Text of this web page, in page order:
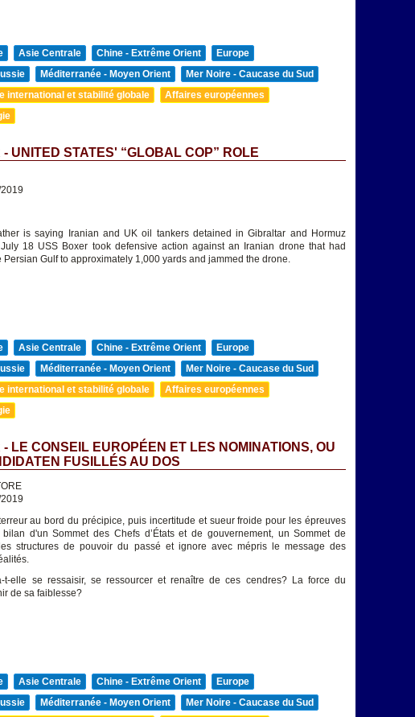
Asie Centrale Chine - Extrême Orient
Europe
Méditerranée - Moyen Orient
Mer Noire - Caucase du Sud
international et stabilité globale
Affaires européennes
UNITED STATES' “GLOBAL COP” ROLE
is saying Iranian and UK oil tankers detained in Gibraltar and Hormuz
18 USS Boxer took defensive action against an Iranian drone that had
Gulf to approximately 1,000 yards and jammed the drone.
Asie Centrale Chine - Extrême Orient
Europe
Méditerranée - Moyen Orient
Mer Noire - Caucase du Sud
international et stabilité globale
Affaires européennes
LE CONSEIL EUROPÉEN ET LES NOMINATIONS, OU
FUSILLÉS AU DOS
au bord du précipice, puis incertitude et sueur froide pour les épreuves
d'un Sommet des Chefs d’États et de gouvernement, un Sommet de
structures de pouvoir du passé et ignore avec mépris le message des
t-elle se ressaisir, se ressourcer et renaître de ces cendres? La force du
de sa faiblesse?
Asie Centrale Chine - Extrême Orient
Europe
Méditerranée - Moyen Orient
Mer Noire - Caucase du Sud